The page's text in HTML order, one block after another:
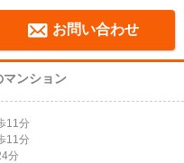
お問い合わせ
ンション
11分
11分
分